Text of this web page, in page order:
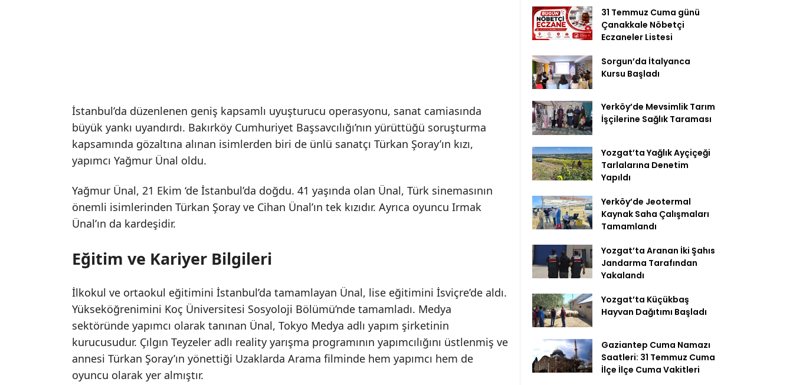
İstanbul’da düzenlenen geniş kapsamlı uyuşturucu operasyonu, sanat camiasında
büyük yankı uyandırdı. Bakırköy Cumhuriyet Başsavcılığı’nın yürüttüğü soruşturma
kapsamında gözaltına alınan isimlerden biri de ünlü sanatçı Türkan Şoray’ın kızı,
yapımcı Yağmur Ünal oldu.
Yağmur Ünal, 21 Ekim ‘de İstanbul’da doğdu. 41 yaşında olan Ünal, Türk sinemasının
önemli isimlerinden Türkan Şoray ve Cihan Ünal’ın tek kızıdır. Ayrıca oyuncu Irmak
Ünal’ın da kardeşidir.
Eğitim ve Kariyer Bilgileri
İlkokul ve ortaokul eğitimini İstanbul’da tamamlayan Ünal, lise eğitimini İsviçre’de aldı.
Yükseköğrenimini Koç Üniversitesi Sosyoloji Bölümü’nde tamamladı. Medya
sektöründe yapımcı olarak tanınan Ünal, Tokyo Medya adlı yapım şirketinin
kurucusudur. Çılgın Teyzeler adlı reality yarışma programının yapımcılığını üstlenmiş ve
annesi Türkan Şoray’ın yönettiği Uzaklarda Arama filminde hem yapımcı hem de
oyuncu olarak yer almıştır.
31 Temmuz Cuma günü
Çanakkale Nöbetçi
Eczaneler Listesi
Sorgun’da İtalyanca
Kursu Başladı
Yerköy’de Mevsimlik Tarım
İşçilerine Sağlık Taraması
Yozgat’ta Yağlık Ayçiçeği
Tarlalarına Denetim
Yapıldı
Yerköy’de Jeotermal
Kaynak Saha Çalışmaları
Tamamlandı
Yozgat’ta Aranan İki Şahıs
Jandarma Tarafından
Yakalandı
Yozgat’ta Küçükbaş
Hayvan Dağıtımı Başladı
Gaziantep Cuma Namazı
Saatleri: 31 Temmuz Cuma
İlçe İlçe Cuma Vakitleri